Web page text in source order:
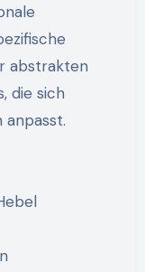
abstrakten
die sich
anpasst.